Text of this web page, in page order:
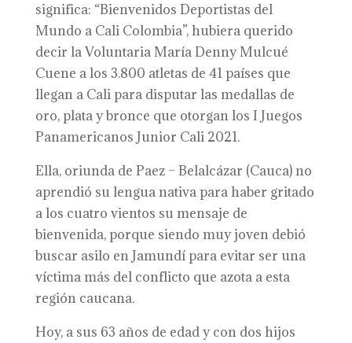
significa: “Bienvenidos Deportistas del
Mundo a Cali Colombia”, hubiera querido
decir la Voluntaria María Denny Mulcué
Cuene a los 3.800 atletas de 41 países que
llegan a Cali para disputar las medallas de
oro, plata y bronce que otorgan los I Juegos
Panamericanos Junior Cali 2021.
Ella, oriunda de Paez – Belalcázar (Cauca) no
aprendió su lengua nativa para haber gritado
a los cuatro vientos su mensaje de
bienvenida, porque siendo muy joven debió
buscar asilo en Jamundí para evitar ser una
víctima más del conflicto que azota a esta
región caucana.
Hoy, a sus 63 años de edad y con dos hijos